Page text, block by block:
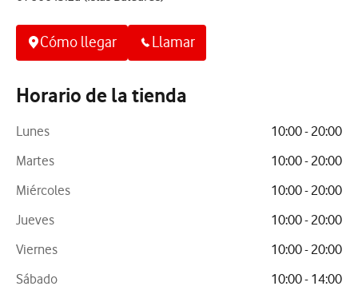
Cómo llegar Llamar
Horario de la tienda
Lunes
10:00 - 20:00
Martes
10:00 - 20:00
Miércoles
10:00 - 20:00
Jueves
10:00 - 20:00
Viernes
10:00 - 20:00
Sábado
10:00 - 14:00